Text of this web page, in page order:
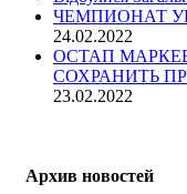
ЧЕМПИОНАТ
24.02.2022
ОСТАП
СОХРАНИТЬ
23.02.2022
Архив новостей